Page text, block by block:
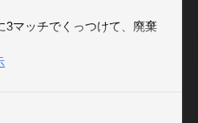
3マッチでくっつけて、廃棄
効率的にデブリを転送しま
解放するとデブリを一気に